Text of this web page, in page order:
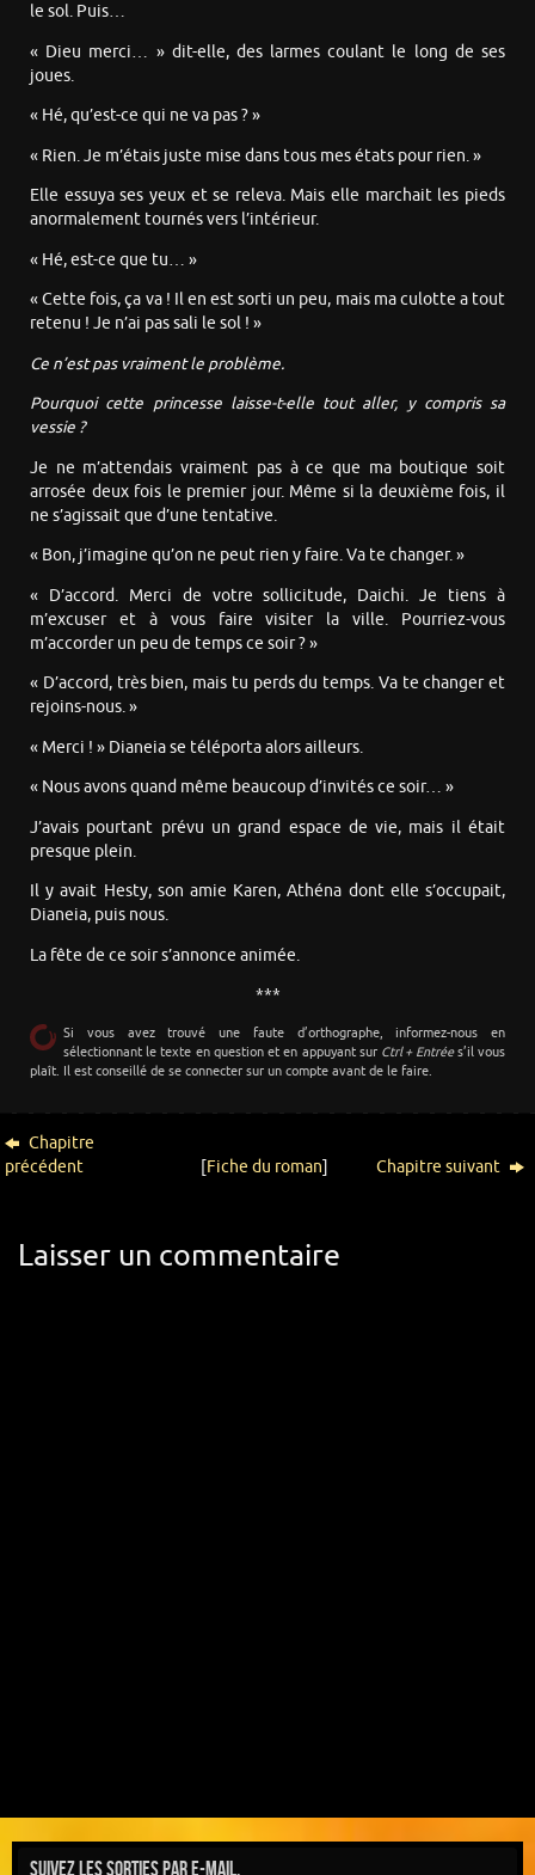
le sol. Puis…
« Dieu merci… » dit-elle, des larmes coulant le long de ses
joues.
« Hé, qu’est-ce qui ne va pas ? »
« Rien. Je m’étais juste mise dans tous mes états pour rien. »
Elle essuya ses yeux et se releva. Mais elle marchait les pieds
anormalement tournés vers l’intérieur.
« Hé, est-ce que tu… »
« Cette fois, ça va ! Il en est sorti un peu, mais ma culotte a tout
retenu ! Je n’ai pas sali le sol ! »
Ce n’est pas vraiment le problème.
Pourquoi cette princesse laisse-t-elle tout aller, y compris sa
vessie ?
Je ne m’attendais vraiment pas à ce que ma boutique soit
arrosée deux fois le premier jour. Même si la deuxième fois, il
ne s’agissait que d’une tentative.
« Bon, j’imagine qu’on ne peut rien y faire. Va te changer. »
« D’accord. Merci de votre sollicitude, Daichi. Je tiens à
m’excuser et à vous faire visiter la ville. Pourriez-vous
m’accorder un peu de temps ce soir ? »
« D’accord, très bien, mais tu perds du temps. Va te changer et
rejoins-nous. »
« Merci ! » Dianeia se téléporta alors ailleurs.
« Nous avons quand même beaucoup d’invités ce soir… »
J’avais pourtant prévu un grand espace de vie, mais il était
presque plein.
Il y avait Hesty, son amie Karen, Athéna dont elle s’occupait,
Dianeia, puis nous.
La fête de ce soir s’annonce animée.
***
Si vous avez trouvé une faute d’orthographe, informez-nous en
sélectionnant le texte en question et en appuyant sur Ctrl + Entrées’il vous
plaît. Il est conseillé de se connecter sur un compte avant de le faire.
Chapitre
précédent
[Fiche du roman] Chapitre suivant
Laisser un commentaire
Suivez les sorties par e-mail.